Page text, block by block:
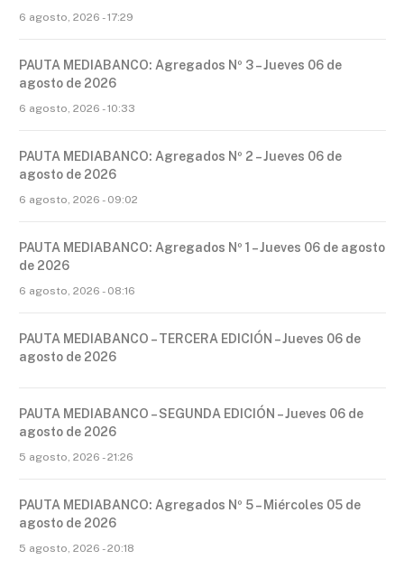
6 agosto, 2026 - 17:29
PAUTA MEDIABANCO: Agregados Nº 3 – Jueves 06 de
agosto de 2026
6 agosto, 2026 - 10:33
PAUTA MEDIABANCO: Agregados Nº 2 – Jueves 06 de
agosto de 2026
6 agosto, 2026 - 09:02
PAUTA MEDIABANCO: Agregados Nº 1 – Jueves 06 de agosto
de 2026
6 agosto, 2026 - 08:16
PAUTA MEDIABANCO – TERCERA EDICIÓN – Jueves 06 de
agosto de 2026
PAUTA MEDIABANCO – SEGUNDA EDICIÓN – Jueves 06 de
agosto de 2026
5 agosto, 2026 - 21:26
PAUTA MEDIABANCO: Agregados Nº 5 – Miércoles 05 de
agosto de 2026
5 agosto, 2026 - 20:18